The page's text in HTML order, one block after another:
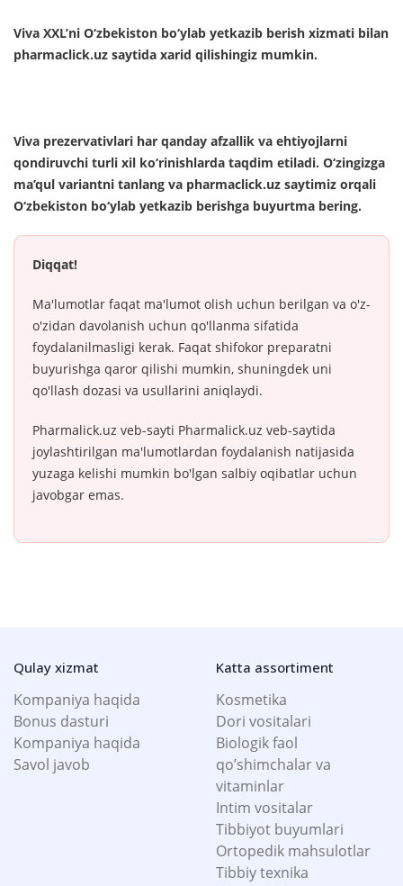
Viva XXL’ni O‘zbekiston bo‘ylab yetkazib berish xizmati bilan
pharmaclick.uz saytida xarid qilishingiz mumkin.
Viva prezervativlari har qanday afzallik va ehtiyojlarni
qondiruvchi turli xil ko‘rinishlarda taqdim etiladi. O‘zingizga
ma’qul variantni tanlang va pharmaclick.uz saytimiz orqali
O‘zbekiston bo‘ylab yetkazib berishga buyurtma bering.
Diqqat!
Ma'lumotlar faqat ma'lumot olish uchun berilgan va o'z-
o'zidan davolanish uchun qo'llanma sifatida
foydalanilmasligi kerak. Faqat shifokor preparatni
buyurishga qaror qilishi mumkin, shuningdek uni
qo'llash dozasi va usullarini aniqlaydi.
Pharmalick.uz veb-sayti Pharmalick.uz veb-saytida
joylashtirilgan ma'lumotlardan foydalanish natijasida
yuzaga kelishi mumkin bo'lgan salbiy oqibatlar uchun
javobgar emas.
Qulay xizmat
Kompaniya haqida
Bonus dasturi
Kompaniya haqida
Savol javob
Katta assortiment
Kosmetika
Dori vositalari
Biologik faol
qo’shimchalar va
vitaminlar
Intim vositalar
Tibbiyot buyumlari
Ortopedik mahsulotlar
Tibbiy texnika